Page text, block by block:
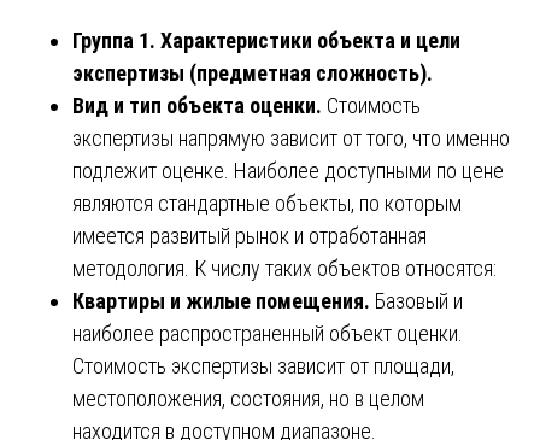
Группа 1. Характеристики объекта и цели
экспертизы (предметная сложность).
Вид и тип объекта оценки. Стоимость
экспертизы напрямую зависит от того, что именно
подлежит оценке. Наиболее доступными по цене
являются стандартные объекты, по которым
имеется развитый рынок и отработанная
методология. К числу таких объектов относятся:
Квартиры и жилые помещения. Базовый и
наиболее распространенный объект оценки.
Стоимость экспертизы зависит от площади,
местоположения, состояния, но в целом
находится в доступном диапазоне.